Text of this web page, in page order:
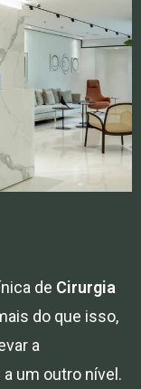
de Cirurgia
do que isso,
a
um outro nível.